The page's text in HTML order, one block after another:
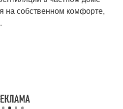
на собственном комфорте,